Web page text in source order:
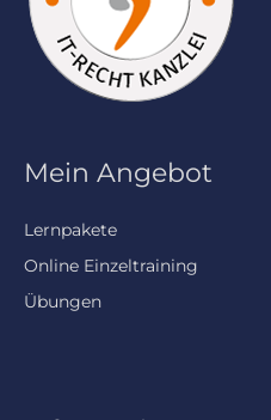
Mein Angebot
Lernpakete
Online Einzeltraining
Übungen